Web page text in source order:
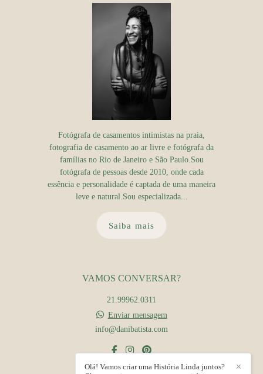
Fotógrafa de casamentos intimistas na praia,
fotografia de casamento ao ar livre e fotógrafa da
famílias no Rio de Janeiro e São Paulo.Sou
fotógrafa de pessoas desde 2010, onde cada
essência e personalidade é captada de uma maneira
leve e natural.Sou especializada...
Saiba mais
VAMOS CONVERSAR?
21.99962.0311
Enviar mensagem
info@danibatista.com
✕
Olá! Vamos criar uma História Linda juntos?